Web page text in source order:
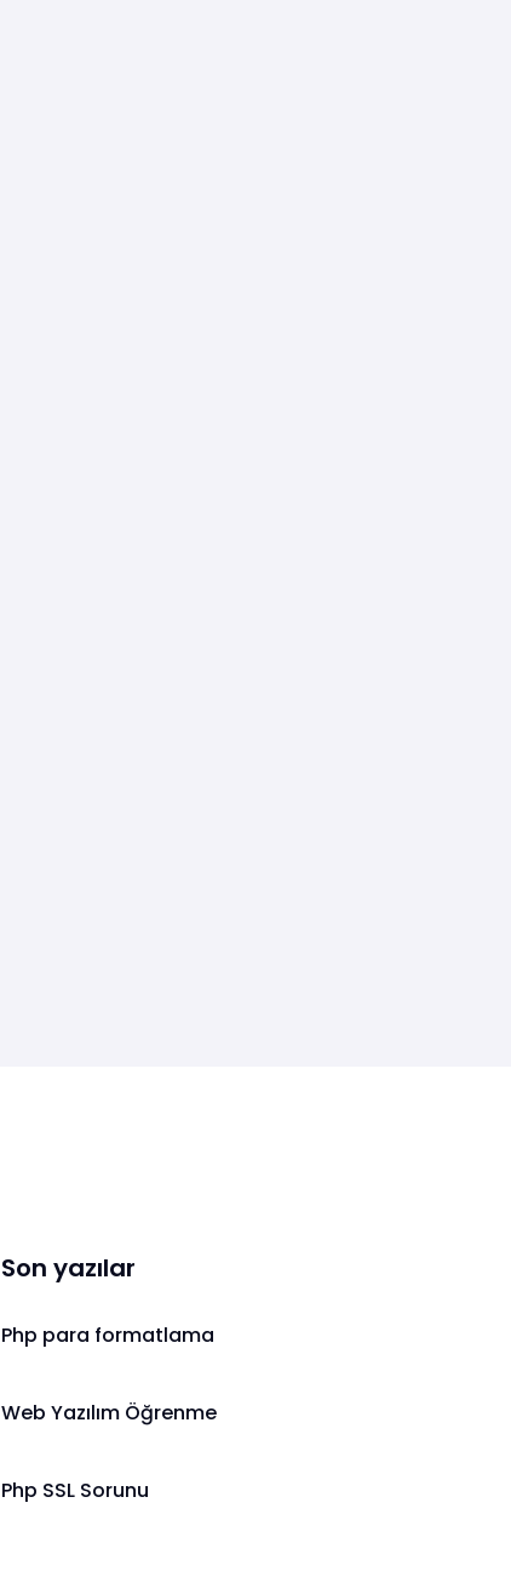
Son yazılar
Php para formatlama
Web Yazılım Öğrenme
Php SSL Sorunu